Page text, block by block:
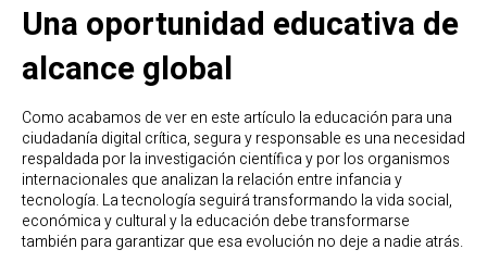
Una oportunidad educativa de
alcance global
Como acabamos de ver en este artículo la educación para una
ciudadanía digital crítica, segura y responsable es una necesidad
respaldada por la investigación científica y por los organismos
internacionales que analizan la relación entre infancia y
tecnología. La tecnología seguirá transformando la vida social,
económica y cultural y la educación debe transformarse
también para garantizar que esa evolución no deje a nadie atrás.